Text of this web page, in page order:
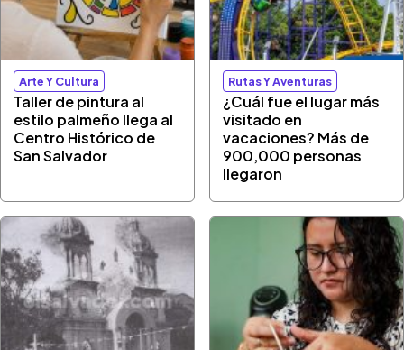
Arte Y Cultura
Taller de pintura al
estilo palmeño llega al
Centro Histórico de
San Salvador
Rutas Y Aventuras
¿Cuál fue el lugar más
visitado en
vacaciones? Más de
900,000 personas
llegaron